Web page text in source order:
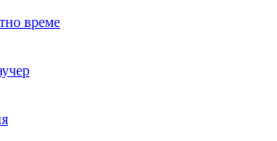
време